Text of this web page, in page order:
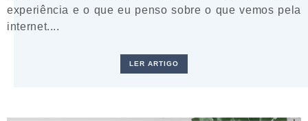
experiência e o que eu penso sobre o que vemos pela
internet....
LER ARTIGO